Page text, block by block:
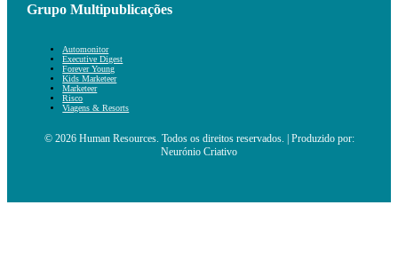
Grupo Multipublicações
Automonitor
Executive Digest
Forever Young
Kids Marketeer
Marketeer
Risco
Viagens & Resorts
© 2026 Human Resources. Todos os direitos reservados. | Produzido por:
Neurónio Criativo